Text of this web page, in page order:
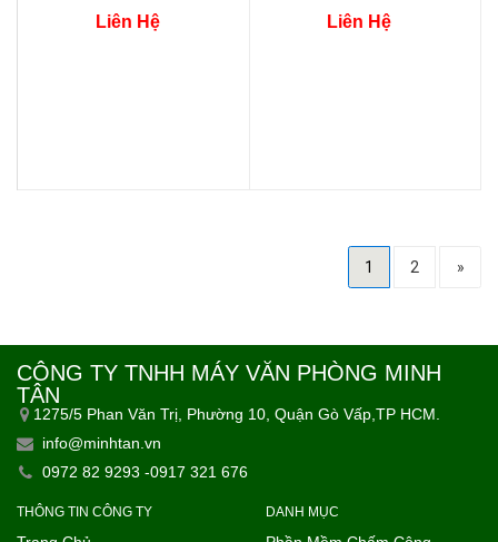
Liên Hệ Liên Hệ
1 2 »
CÔNG TY TNHH MÁY VĂN PHÒNG MINH
TÂN
1275/5 Phan Văn Trị, Phường 10, Quận Gò Vấp,TP HCM.
info@minhtan.vn
0972 82 9293 -0917 321 676
THÔNG TIN CÔNG TY DANH MỤC